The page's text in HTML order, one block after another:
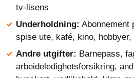
tv-lisens
Underholdning: Abonnement
spise ute, kafé, kino, hobbyer,
Andre utgifter: Barnepass,
arbeideledighetsforsikring,